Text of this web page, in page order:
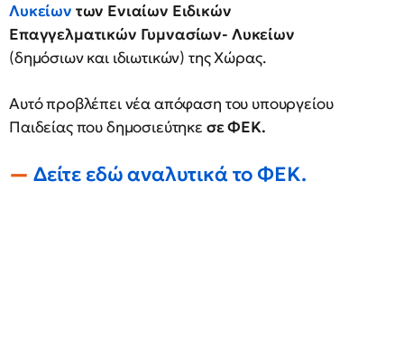
Λυκείων των Ενιαίων Ειδικών
Επαγγελματικών Γυμνασίων- Λυκείων
(δημόσιων και ιδιωτικών) της Χώρας.
Αυτό προβλέπει νέα απόφαση του υπουργείου
Παιδείας που δημοσιεύτηκε σε ΦΕΚ.
Δείτε εδώ αναλυτικά το ΦΕΚ.